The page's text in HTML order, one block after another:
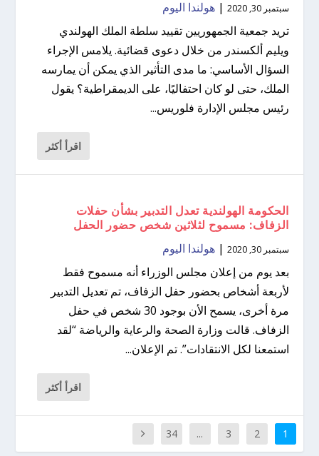
سبتمبر 30, 2020 |هولندا اليوم
تريد جمعية الجمهوريين تقييد سلطة الملك الهولندي
ويليم ألكسندر من خلال دعوى قضائية. يلامس الإجراء
السؤال الأساسي: ما مدى التأثير الذي يمكن أن يمارسه
الملك، حتى لو كان احتفاليًا، على الديمقراطية؟ يقول
رئيس مجلس الإدارة فلوريس...
اقرأ أكثر
الحكومة الهولندية تعدل التدبير بشأن حفلات
الزفاف: مسموح لثلاثين شخص حضور الحفل
سبتمبر 30, 2020 |هولندا اليوم
بعد يوم من إعلان مجلس الوزراء أنه مسموح فقط
لأربعة أشخاص بحضور حفل الزفاف، تم تعديل التدبير
مرة أخرى، يسمح الأن بوجود 30 شخص في حفل
الزفاف. قالت وزارة الصحة والرعاية والرياضة “لقد
استمعنا لكل الانتقادات”. تم الإعلان...
اقرأ أكثر
1
2
3
...
34